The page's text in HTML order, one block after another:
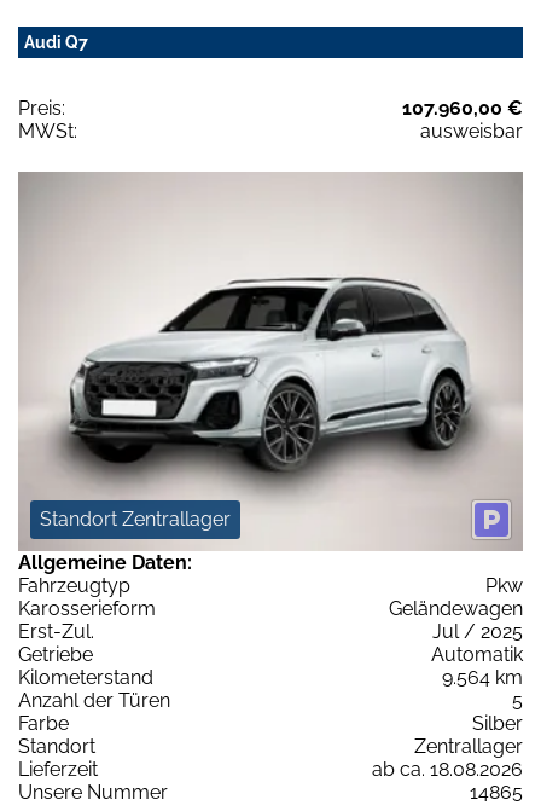
Audi Q7
Preis:
107.960,00 €
MWSt:
ausweisbar
Standort Zentrallager
Allgemeine Daten:
Fahrzeugtyp
Pkw
Karosserieform
Geländewagen
Erst-Zul.
Jul / 2025
Getriebe
Automatik
Kilometerstand
9.564 km
Anzahl der Türen
5
Farbe
Silber
Standort
Zentrallager
Lieferzeit
ab ca. 18.08.2026
Unsere Nummer
14865